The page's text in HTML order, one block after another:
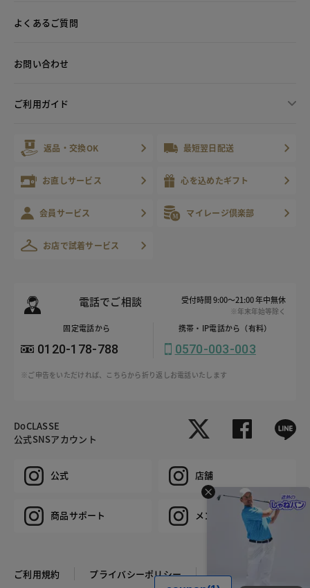
よくあるご質問
お問い合わせ
ご利用ガイド
返品・交換OK 最短翌日配送
お直しサービス 心を込めたギフト
会員サービス マイレージ倶楽部
お店で試着サービス
電話でご相談 受付時間 9:00～21:00 年中無休
※年末年始等除く
固定電話から
0120-178-788
携帯・IP電話から（有料）
0570-003-003
※ご申告をいただければ、こちらから折り返しお電話いたします
DoCLASSE
公式SNSアカウント
公式 店舗
商品サポート メンズ
ご利用規約 プライバシーポリシー